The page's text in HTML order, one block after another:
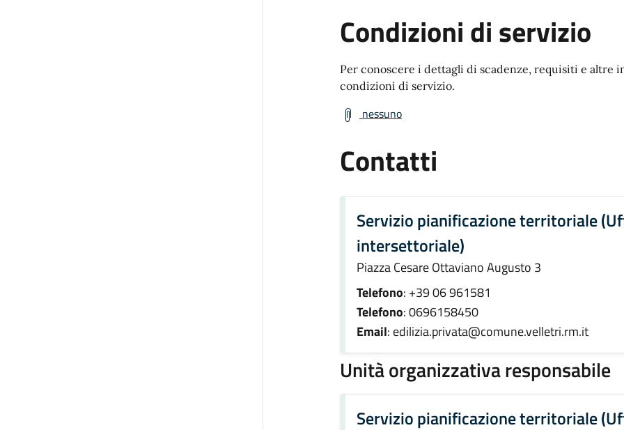
Condizioni di servizio
Per conoscere i dettagli di scadenze, requisiti e
condizioni di servizio.
nessuno
Contatti
Servizio pianificazione territoriale
intersettoriale)
Piazza Cesare Ottaviano Augusto 3
Telefono: +39 06 961581
Telefono: 0696158450
Email: edilizia.privata@comune.velletri.rm.it
Unità organizzativa responsabile
Servizio pianificazione territoriale